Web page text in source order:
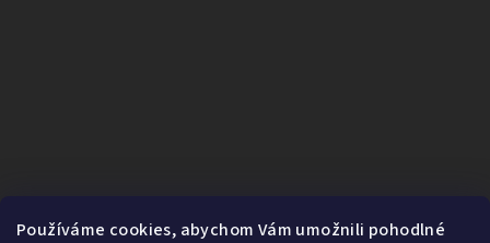
Používáme cookies, abychom Vám umožnili pohodlné